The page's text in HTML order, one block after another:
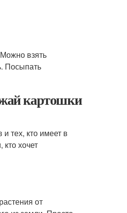
взять
Посыпать
картошки
тех, кто имеет в
хочет
от